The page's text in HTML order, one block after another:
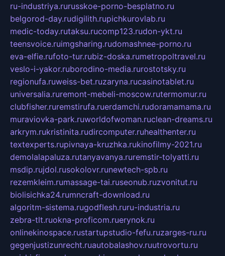
ru-industriya.rurusskoe-porno-besplatno.ru
belgorod-day.rudigilith.rupichkurovlab.ru
medic-today.rutaksu.rucomp123.rudon-ykt.ru
teensvoice.ruimgsharing.rudomashnee-porno.ru
eva-elfie.rufoto-tur.rubiz-doska.rumetropoltravel.ru
veslo-i-yakor.ruborodino-media.rurostotsky.ru
regionufa.ruweiss-bet.ruzaryna.rucasinotablet.ru
universalia.ruremont-mebeli-moscow.rutermomur.ru
clubfisher.ruremstirufa.ruerdamchi.rudoramamama.ru
muraviovka-park.ruworldofwoman.ruclean-dreams.ru
arkrym.rukristinita.rudircomputer.ruhealthenter.ru
textexperts.rupivnaya-kruzhka.rukinofilmy-2021.ru
demolalapaluza.rutanyavanya.ruremstir-tolyatti.ru
msdip.rujdol.rusokolovr.runewtech-spb.ru
rezemkleim.rumassage-tai.ruseonub.ruzvonitut.ru
biolisichka24.rumncraft-download.ru
algoritm-sistema.rugodflesh.ruru-industria.ru
zebra-tlt.ruokna-proficom.ruerynok.ru
onlinekinospace.rustartupstudio-fefu.ruzarges-ru.ru
gegenjustizunrecht.ruautobalashov.ruutrovortu.ru